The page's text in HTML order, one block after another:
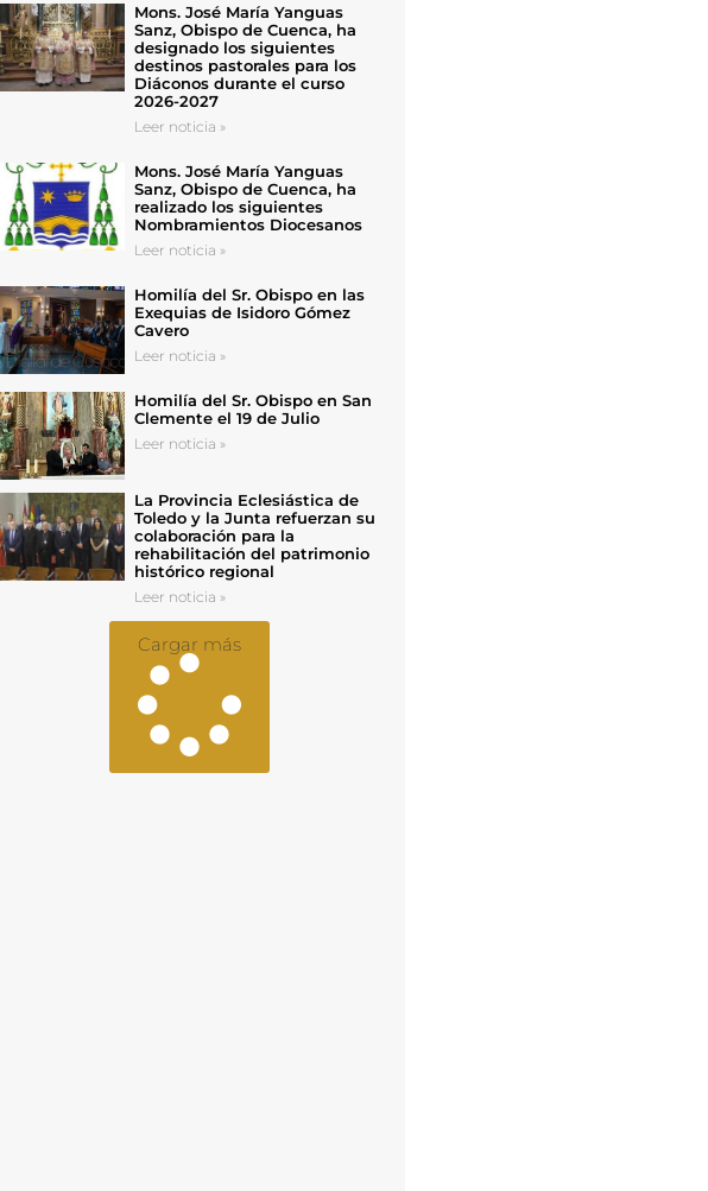
Mons. José María Yanguas
Sanz, Obispo de Cuenca, ha
designado los siguientes
destinos pastorales para los
Diáconos durante el curso
2026-2027
Leer noticia »
Mons. José María Yanguas
Sanz, Obispo de Cuenca, ha
realizado los siguientes
Nombramientos Diocesanos
Leer noticia »
Homilía del Sr. Obispo en las
Exequias de Isidoro Gómez
Cavero
Leer noticia »
Homilía del Sr. Obispo en San
Clemente el 19 de Julio
Leer noticia »
La Provincia Eclesiástica de
Toledo y la Junta refuerzan su
colaboración para la
rehabilitación del patrimonio
histórico regional
Leer noticia »
Cargar más